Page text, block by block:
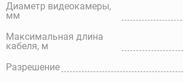
Диаметр видеокамеры,
мм
Максимальная длина
кабеля, м
Разрешение